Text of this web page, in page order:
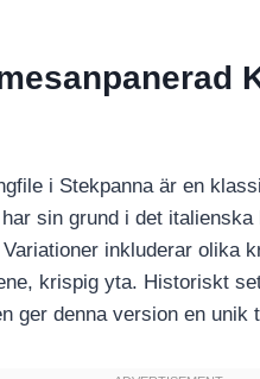
i Stekpanna är en
sin grund i det
inkluderar olika
krispig yta. Historiskt
ger denna version en unik